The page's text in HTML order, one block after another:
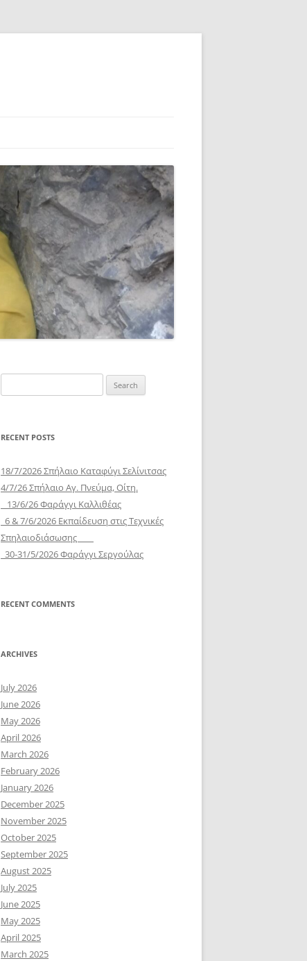
for:
RECENT POSTS
18/7/2026 Σπήλαιο Καταφύγι Σελίνιτσας
4/7/26 Σπήλαιο Αγ. Πνεύμα, Οίτη.
13/6/26 Φαράγγι Καλλιθέας
6 & 7/6/2026 Εκπαίδευση στις Τεχνικές
Σπηλαιοδιάσωσης
30-31/5/2026 Φαράγγι Σεργούλας
RECENT COMMENTS
ARCHIVES
July 2026
June 2026
May 2026
April 2026
March 2026
February 2026
January 2026
December 2025
November 2025
October 2025
September 2025
August 2025
July 2025
June 2025
May 2025
April 2025
March 2025